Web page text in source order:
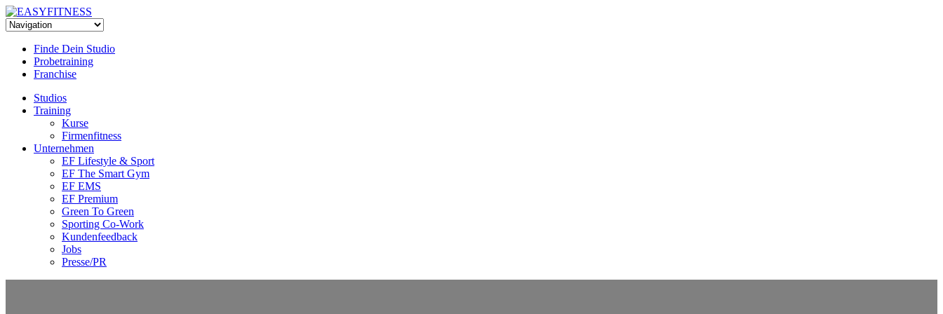
Skip
to
Finde Dein Studio
Probetraining
Franchise
Studios
Training
Kurse
Firmenfitness
Unternehmen
EF Lifestyle & Sport
EF The Smart Gym
EF EMS
EF Premium
Green To Green
Sporting Co-Work
Kundenfeedback
Jobs
Presse/PR